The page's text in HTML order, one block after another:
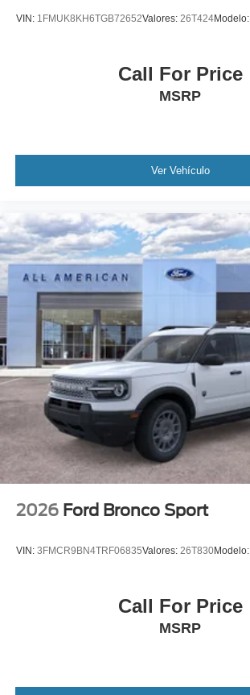
VIN: 1FMUK8KH6TGB72652Valores: 26T424Modelo:
Call For Price
MSRP
Ver Vehículo
2026 Ford Bronco Sport
VIN: 3FMCR9BN4TRF06835Valores: 26T830Modelo:
Call For Price
MSRP